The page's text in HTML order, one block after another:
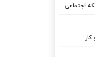
اجتماعی